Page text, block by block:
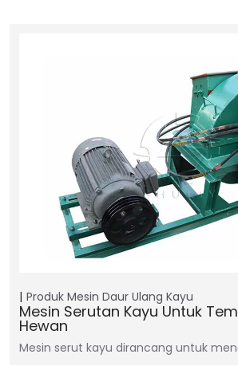
Produk Mesin Daur Ulang Kayu
Mesin Serutan Kayu Untuk
Hewan
Mesin serut kayu dirancang untuk